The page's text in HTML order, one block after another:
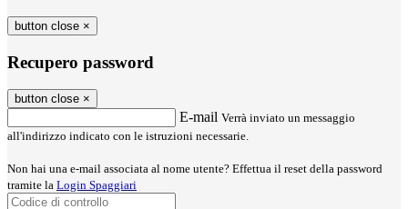
button close ×
Recupero password
button close ×
E-mail Verrà inviato un messaggio
all'indirizzo indicato con le istruzioni necessarie.
Non hai una e-mail associata al nome utente? Effettua il reset della password
tramite la Login Spaggiari